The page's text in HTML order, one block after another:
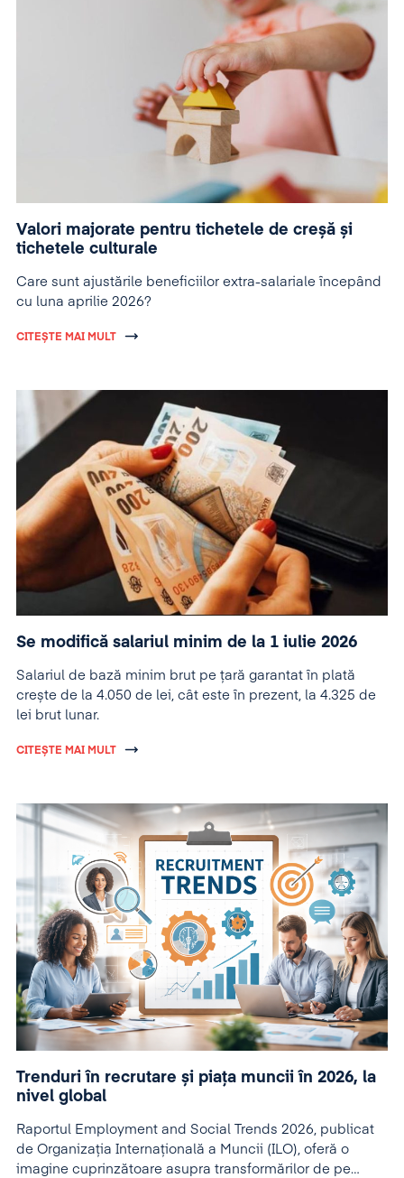
Valori majorate pentru tichetele de creșă și
tichetele culturale
Care sunt ajustările beneficiilor extra-salariale începând
cu luna aprilie 2026?
CITEȘTE MAI MULT
Se modifică salariul minim de la 1 iulie 2026
Salariul de bază minim brut pe țară garantat în plată
crește de la 4.050 de lei, cât este în prezent, la 4.325 de
lei brut lunar.
CITEȘTE MAI MULT
Trenduri în recrutare și piața muncii în 2026, la
nivel global
Raportul Employment and Social Trends 2026, publicat
de Organizația Internațională a Muncii (ILO), oferă o
imagine cuprinzătoare asupra transformărilor de pe